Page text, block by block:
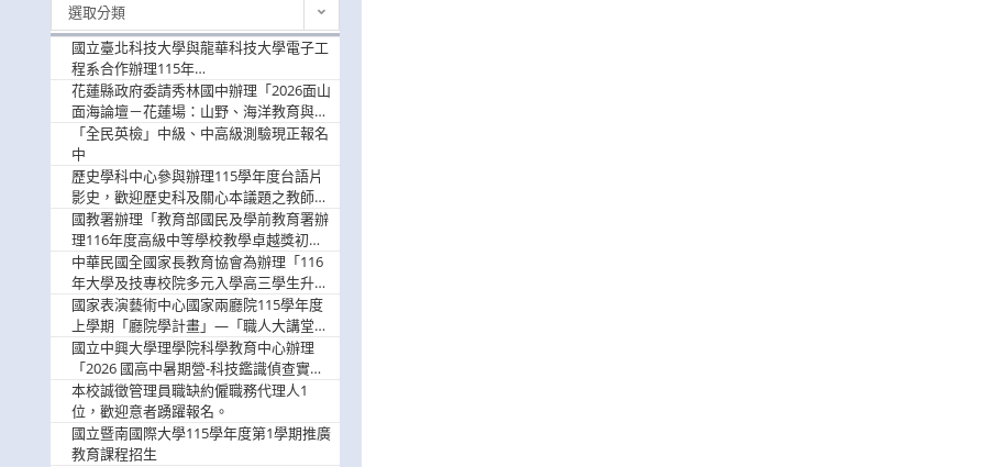
選取分類
國立臺北科技大學與龍華科技大學電子工
程系合作辦理115年
「115.08.10~08.12「AI賦能應用於智慧半
導體研習營」，歡迎學生踴躍報名參加
花蓮縣政府委請秀林國中辦理「2026面山
面海論壇－花蓮場：山野、海洋教育與戶
外安全實務課程」，歡迎踴躍報名參加
「全民英檢」中級、中高級測驗現正報名
中
歷史學科中心參與辦理115學年度台語片
影史，歡迎歷史科及關心本議題之教師踴
躍報名參加
國教署辦理「教育部國民及學前教育署辦
理116年度高級中等學校教學卓越獎初選
實施計畫」，鼓勵教師踴躍報名
中華民國全國家長教育協會為辦理「116
年大學及技專校院多元入學高三學生升學
輔導家長說明會」
國家表演藝術中心國家兩廳院115學年度
上學期「廳院學計畫」—「職人大講堂」
及「一日體驗課程」，鼓勵踴躍報名參
與。
國立中興大學理學院科學教育中心辦理
「2026 國高中暑期營-科技鑑識偵查實戰
營」活動資訊，鼓勵學生踴躍報名參加。
本校誠徵管理員職缺約僱職務代理人1
位，歡迎意者踴躍報名。
國立暨南國際大學115學年度第1學期推廣
教育課程招生